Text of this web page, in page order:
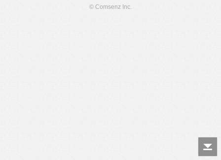
© Comsenz Inc.